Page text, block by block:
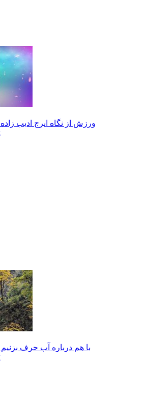
ورزش از نگاه ایرج ادیب زاده
با هم درباره آب حرف بزنیم - سه